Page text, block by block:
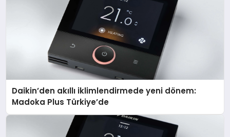
Daikin’den akıllı iklimlendirmede yeni dönem:
Madoka Plus Türkiye’de